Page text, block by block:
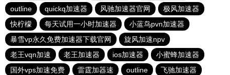
outline
quickq加速器 风驰加速器官网
极风加速器
快柠檬
每天试用一小时加速器
小蓝鸟pvn加速器
暴雪vp永久免费加速器下载官网
旋风加速npv
老王vqn加速
老王加速器 ios加速器
小蜜蜂加速器
国外vps加速免费
雷霆加器速 outline
飞驰加速器